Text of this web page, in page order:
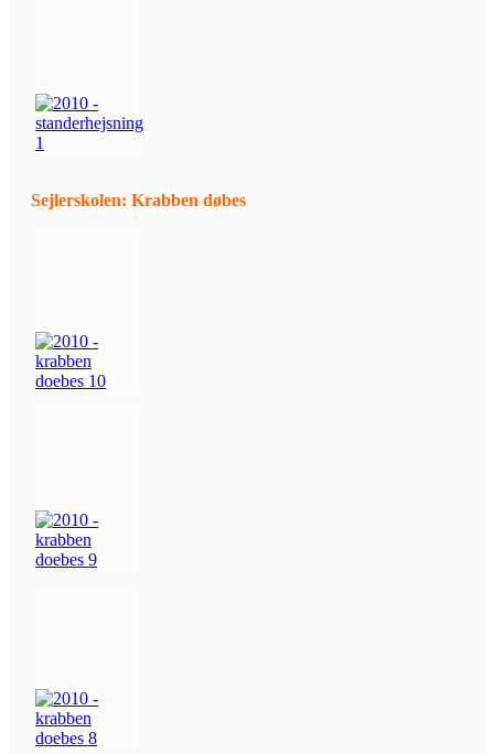
Sejlerskolen: Krabben døbes